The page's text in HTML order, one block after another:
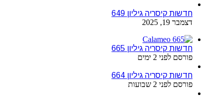
חדשות קיסריה גיליון 649
דצמבר 19, 2025
חדשות קיסריה גיליון 665
פורסם לפני 2 ימים
חדשות קיסריה גיליון 664
פורסם לפני 2 שבועות